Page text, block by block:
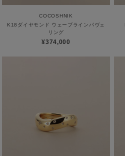
COCOSHNIK
K18ダイヤモンド ウェーブラインパヴェ
リング
¥374,000